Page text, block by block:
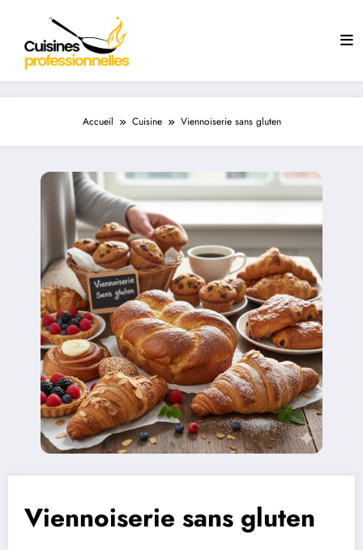
contenu
Accueil Cuisine Viennoiserie sans gluten
Viennoiserie sans gluten